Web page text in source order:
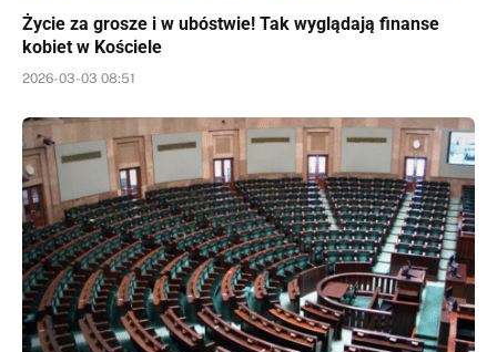
Życie za grosze i w ubóstwie! Tak wyglądają finanse
kobiet w Kościele
2026-03-03 08:51